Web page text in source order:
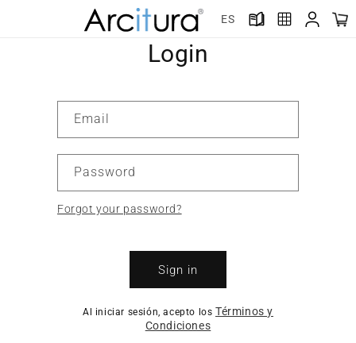
ES
Login
Email
Password
Forgot your password?
Sign in
Al iniciar sesión, acepto los Términos y
Condiciones